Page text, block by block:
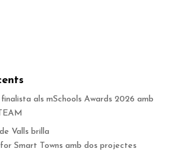
als mSchools Awards 2026 amb
Valls brilla
Smart Towns amb dos projectes